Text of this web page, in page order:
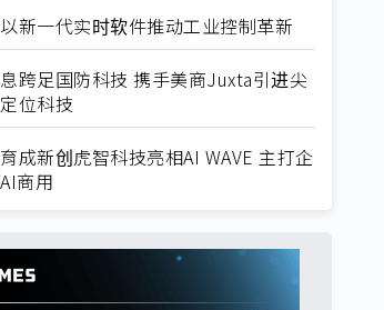
新一代实时软件推动工业控制革新
跨足国防科技 携手美商Juxta引进尖
位科技
成新创虎智科技亮相AI WAVE 主打企
商用